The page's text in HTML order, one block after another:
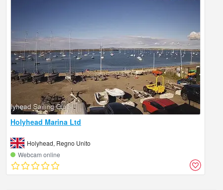
Holyhead Marina Ltd
Holyhead, Regno Unito
Webcam online